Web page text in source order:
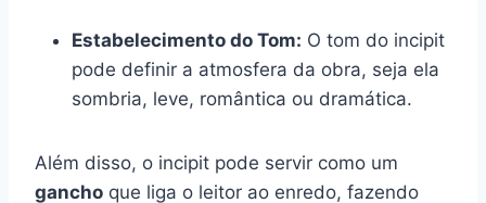
Estabelecimento do Tom: O tom do incipit
pode definir a atmosfera da obra, seja ela
sombria, leve, romântica ou dramática.
Além disso, o incipit pode servir como um
gancho que liga o leitor ao enredo, fazendo